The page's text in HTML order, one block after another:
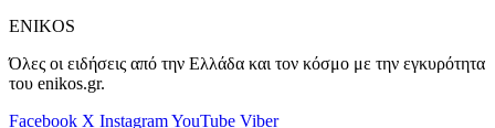
ENIKOS
Όλες οι ειδήσεις από την Ελλάδα και τον κόσμο με την εγκυρότητα
του enikos.gr.
Facebook X InstagramYouTube Viber